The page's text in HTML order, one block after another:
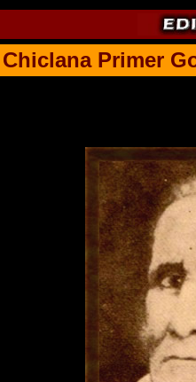
Primer